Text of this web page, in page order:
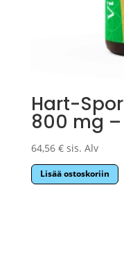
Hart-
800 mg
64,56 € sis. Alv
Lisää ostoskoriin